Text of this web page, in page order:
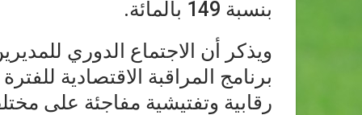
بنسبة 149 بالمائة.
ويذكر أن الاجتماع الدوري
برنامج المراقبة الاقتصادية
رقابية وتفتيشية مفاجئة على